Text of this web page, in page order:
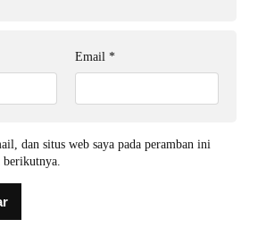
Email *
dan situs web saya pada peramban ini